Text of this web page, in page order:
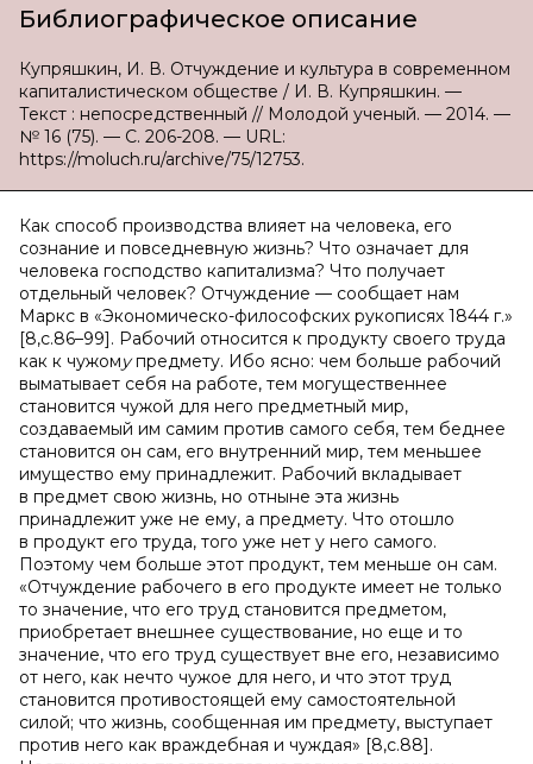
Библиографическое описание
Купряшкин, И. В. Отчуждение и культура в современном
капиталистическом обществе / И. В. Купряшкин. —
Текст : непосредственный // Молодой ученый. — 2014. —
№ 16 (75). — С. 206-208. — URL:
https://moluch.ru/archive/75/12753.
Как способ производства влияет на человека, его
сознание и повседневную жизнь? Что означает для
человека господство капитализма? Что получает
отдельный человек? Отчуждение — сообщает нам
Маркс в «Экономическо-философских рукописях 1844 г.»
[8,с.86–99]. Рабочий относится к продукту своего труда
как к чужомупредмету. Ибо ясно: чем больше рабочий
выматывает себя на работе, тем могущественнее
становится чужой для него предметный мир,
создаваемый им самим против самого себя, тем беднее
становится он сам, его внутренний мир, тем меньшее
имущество ему принадлежит. Рабочий вкладывает
в предмет свою жизнь, но отныне эта жизнь
принадлежит уже не ему, а предмету. Что отошло
в продукт его труда, того уже нет у него самого.
Поэтому чем больше этот продукт, тем меньше он сам.
«Отчуждение рабочего в его продукте имеет не только
то значение, что его труд становится предметом,
приобретает внешнее существование, но еще и то
значение, что его труд существует вне его, независимо
от него, как нечто чужое для него, и что этот труд
становится противостоящей ему самостоятельной
силой; что жизнь, сообщенная им предмету, выступает
против него как враждебная и чуждая» [8,с.88].